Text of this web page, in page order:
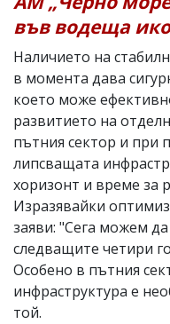
във водеща
Наличието на
в момента дава
което може
развитието на
пътния сектор и при
липсващата
хоризонт и време за
Изразявайки
заяви: "Сега можем
следващите четири
Особено в пътния
инфраструктура е
той.